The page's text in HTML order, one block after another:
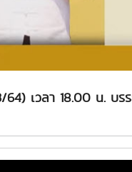
64) เวลา 18.00 น. บร